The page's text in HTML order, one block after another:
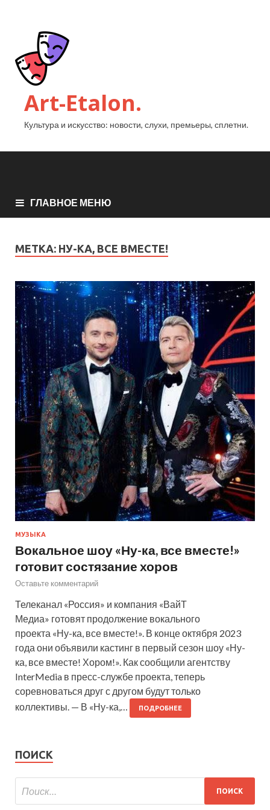
Art-Etalon.
Культура и искусство: новости, слухи, премьеры, сплетни.
ГЛАВНОЕ МЕНЮ
МЕТКА: НУ-КА, ВСЕ ВМЕСТЕ!
МУЗЫКА
Вокальное шоу «Ну-ка, все вместе!»
готовит состязание хоров
Оставьте комментарий
Телеканал «Россия» и компания «ВайТ
Медиа» готовят продолжение вокального
проекта «Ну-ка, все вместе!». В конце октября 2023
года они объявили кастинг в первый сезон шоу «Ну-
ка, все вместе! Хором!». Как сообщили агентству
InterMedia в пресс-службе проекта, теперь
соревноваться друг с другом будут только
коллективы. — В «Ну-ка,…
ПОДРОБНЕЕ
ПОИСК